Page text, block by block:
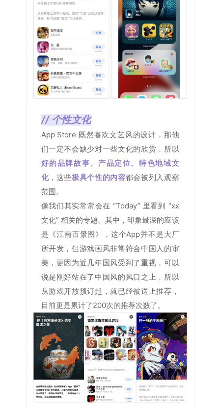
// 个性文化
App Store 既然喜欢文艺风的设计，那他
们一定不会缺少对一些文化的欣赏，所以
好的品牌故事、产品定位、特色地域文
化，这些极具个性的内容都会被列入观察
范围。
像我们其实常常会在 “Today” 里看到 “xx
文化” 相关的专题。其中，印象最深的应该
是《江南百景图》，这个App并不是大厂
所开发，但游戏画风非常符合中国人的审
美，更因为近几年国风受到了重视，可以
说是刚好站在了中国风的风口之上，所以
从游戏开放预订起，就已经被送上推荐，
目前更是累计了200次的推荐次数了。